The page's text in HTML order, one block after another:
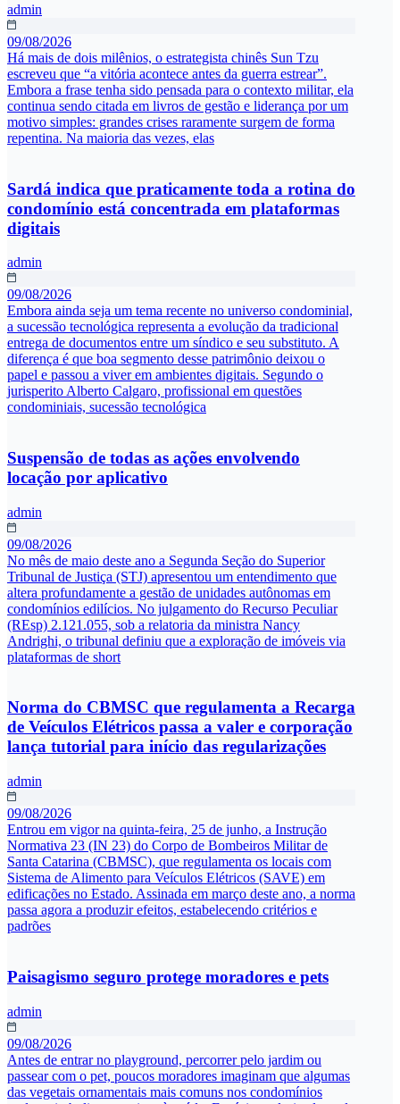
admin
09/08/2026
Há mais de dois milênios, o estrategista chinês Sun Tzu
escreveu que “a vitória acontece antes da guerra estrear”.
Embora a frase tenha sido pensada para o contexto militar, ela
continua sendo citada em livros de gestão e liderança por um
motivo simples: grandes crises raramente surgem de forma
repentina. Na maioria das vezes, elas
Sardá indica que praticamente toda a rotina do
condomínio está concentrada em plataformas
digitais
admin
09/08/2026
Embora ainda seja um tema recente no universo condominial,
a sucessão tecnológica representa a evolução da tradicional
entrega de documentos entre um síndico e seu substituto. A
diferença é que boa segmento desse patrimônio deixou o
papel e passou a viver em ambientes digitais. Segundo o
jurisperito Alberto Calgaro, profissional em questões
condominiais, sucessão tecnológica
Suspensão de todas as ações envolvendo
locação por aplicativo
admin
09/08/2026
No mês de maio deste ano a Segunda Seção do Superior
Tribunal de Justiça (STJ) apresentou um entendimento que
altera profundamente a gestão de unidades autônomas em
condomínios edilícios. No julgamento do Recurso Peculiar
(REsp) 2.121.055, sob a relatoria da ministra Nancy
Andrighi, o tribunal definiu que a exploração de imóveis via
plataformas de short
Norma do CBMSC que regulamenta a Recarga
de Veículos Elétricos passa a valer e corporação
lança tutorial para início das regularizações
admin
09/08/2026
Entrou em vigor na quinta-feira, 25 de junho, a Instrução
Normativa 23 (IN 23) do Corpo de Bombeiros Militar de
Santa Catarina (CBMSC), que regulamenta os locais com
Sistema de Alimento para Veículos Elétricos (SAVE) em
edificações no Estado. Assinada em março deste ano, a norma
passa agora a produzir efeitos, estabelecendo critérios e
padrões
Paisagismo seguro protege moradores e pets
admin
09/08/2026
Antes de entrar no playground, percorrer pelo jardim ou
passear com o pet, poucos moradores imaginam que algumas
das vegetais ornamentais mais comuns nos condomínios